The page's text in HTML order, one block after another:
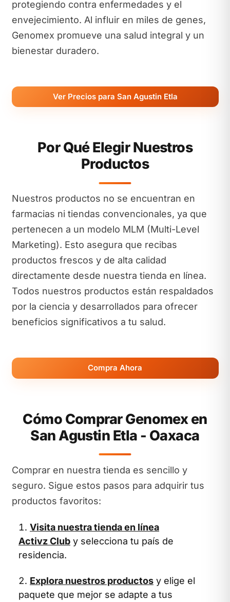
protegiendo contra enfermedades y el
envejecimiento. Al influir en miles de genes,
Genomex promueve una salud integral y un
bienestar duradero.
Ver Precios para San Agustin Etla
Por Qué Elegir Nuestros
Productos
Nuestros productos no se encuentran en
farmacias ni tiendas convencionales, ya que
pertenecen a un modelo MLM (Multi-Level
Marketing). Esto asegura que recibas
productos frescos y de alta calidad
directamente desde nuestra tienda en línea.
Todos nuestros productos están respaldados
por la ciencia y desarrollados para ofrecer
beneficios significativos a tu salud.
Compra Ahora
Cómo Comprar Genomex en
San Agustin Etla - Oaxaca
Comprar en nuestra tienda es sencillo y
seguro. Sigue estos pasos para adquirir tus
productos favoritos:
Visita nuestra tienda en línea
Activz Club y selecciona tu país de
residencia.
Explora nuestros productos y elige el
paquete que mejor se adapte a tus